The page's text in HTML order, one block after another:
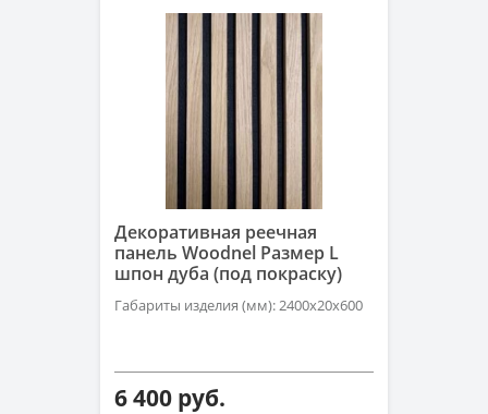
Декоративная реечная
панель Woodnel Размер L
шпон дуба (под покраску)
Габариты изделия (мм): 2400x20x600
6 400 руб.